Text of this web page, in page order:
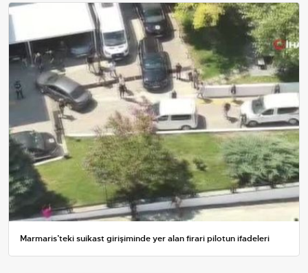
Marmaris’teki suikast girişiminde yer alan firari pilotun ifadeleri